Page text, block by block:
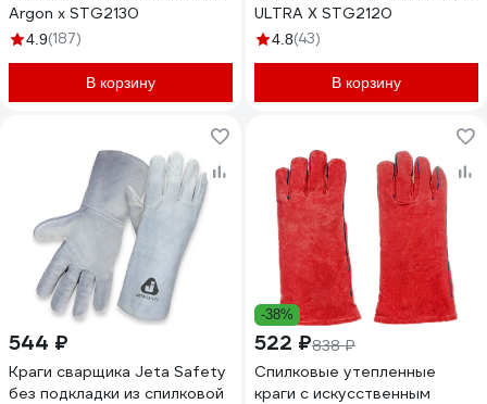
Argon x STG2130
4.9(187)
В корзину
ULTRA X STG2120
4.8(43)
В корзину
544 ₽
Краги сварщика Jeta Safety
без подкладки из спилковой
-38%
522 ₽838 ₽
Спилковые утепленные
краги с искусственным